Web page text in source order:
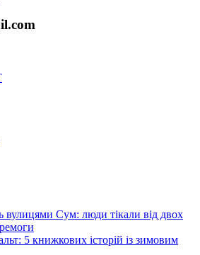
вулицями Сум: люди тікали від двох
5 книжкових історій із зимовим